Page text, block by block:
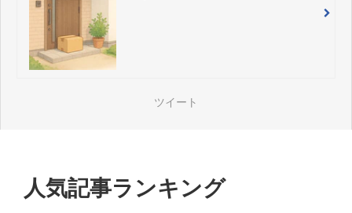
ツイート
人気記事ランキング